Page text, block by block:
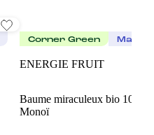
Corner Green Made
ENERGIE FRUIT
Baume miraculeux bio 10-en-
Monoï